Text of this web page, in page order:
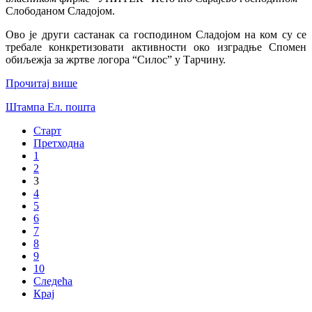
Слободаном Сладојом.
Ово је други састанак са господином Сладојом на ком су се
требале конкретизовати активности око изградње Спомен
обиљежја за жртве логора “Силос” у Тарчину.
Прочитај више
Штампа Ел. пошта
Старт
Претходна
1
2
3
4
5
6
7
8
9
10
Следећа
Крај